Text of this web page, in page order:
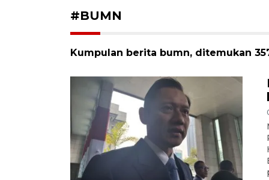
#BUMN
Kumpulan berita bumn, ditemukan